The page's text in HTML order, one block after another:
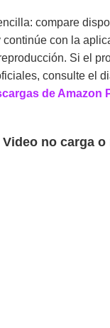
compare
continúe con la
Si el
consulte el
de Amazon
no carga